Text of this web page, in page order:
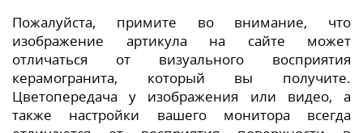
Пожалуйста, примите во внимание, что
изображение артикула на сайте может
отличаться от визуального восприятия
керамогранита, который вы получите.
Цветопередача у изображения или видео, а
также настройки вашего монитора всегда